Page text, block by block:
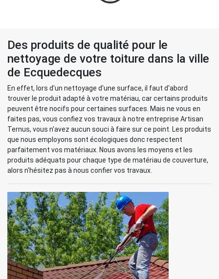
Des produits de qualité pour le
nettoyage de votre toiture dans la ville
de Ecquedecques
En effet, lors d'un nettoyage d'une surface, il faut d'abord
trouver le produit adapté à votre matériau, car certains produits
peuvent être nocifs pour certaines surfaces. Mais ne vous en
faites pas, vous confiez vos travaux à notre entreprise Artisan
Ternus, vous n'avez aucun souci à faire sur ce point. Les produits
que nous employons sont écologiques donc respectent
parfaitement vos matériaux. Nous avons les moyens et les
produits adéquats pour chaque type de matériau de couverture,
alors n'hésitez pas à nous confier vos travaux.